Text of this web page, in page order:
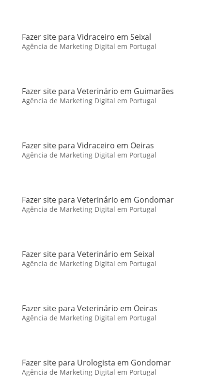
Fazer site para Vidraceiro em Seixal
Agência de Marketing Digital em Portugal
Fazer site para Veterinário em Guimarães
Agência de Marketing Digital em Portugal
Fazer site para Vidraceiro em Oeiras
Agência de Marketing Digital em Portugal
Fazer site para Veterinário em Gondomar
Agência de Marketing Digital em Portugal
Fazer site para Veterinário em Seixal
Agência de Marketing Digital em Portugal
Fazer site para Veterinário em Oeiras
Agência de Marketing Digital em Portugal
Fazer site para Urologista em Gondomar
Agência de Marketing Digital em Portugal